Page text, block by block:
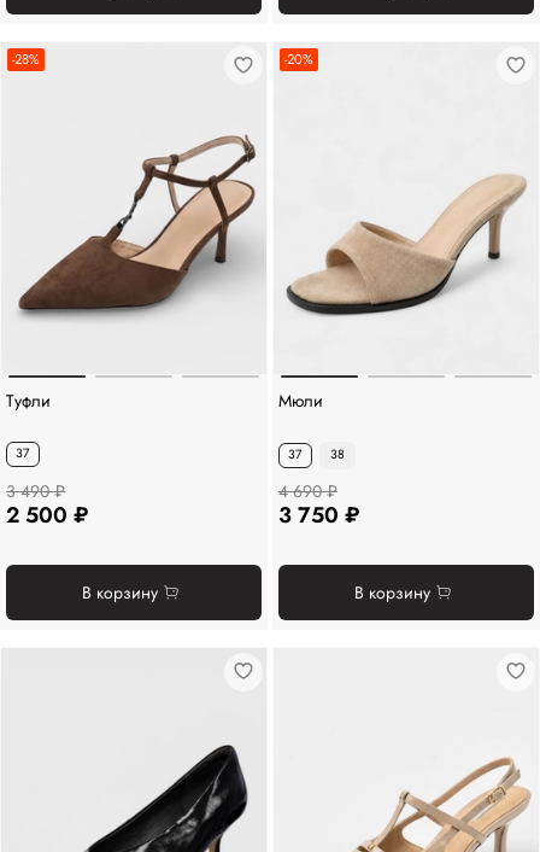
-28%
Туфли
37
3 490 ₽
2 500 ₽
В корзину
-20%
Мюли
37 38
4 690 ₽
3 750 ₽
В корзину